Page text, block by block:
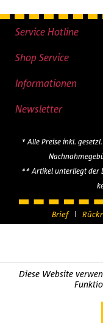
Service Hotline
Shop Service
Informationen
Newsletter
* Alle Preise inkl.
** Artikel unterliegt der
Brief
Diese Website